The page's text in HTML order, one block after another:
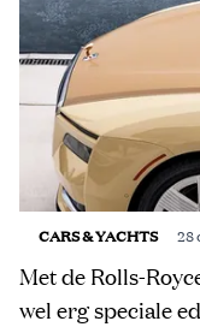
CARS & YACHTS 28
Met de Rolls-
wel erg speciale